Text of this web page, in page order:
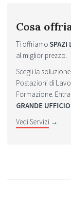
Cosa
Ti offriamo SPAZI
al miglior prezzo.
Scegli la
Postazioni di
Formazione.
GRANDE UFFICIO
Vedi Servizi →